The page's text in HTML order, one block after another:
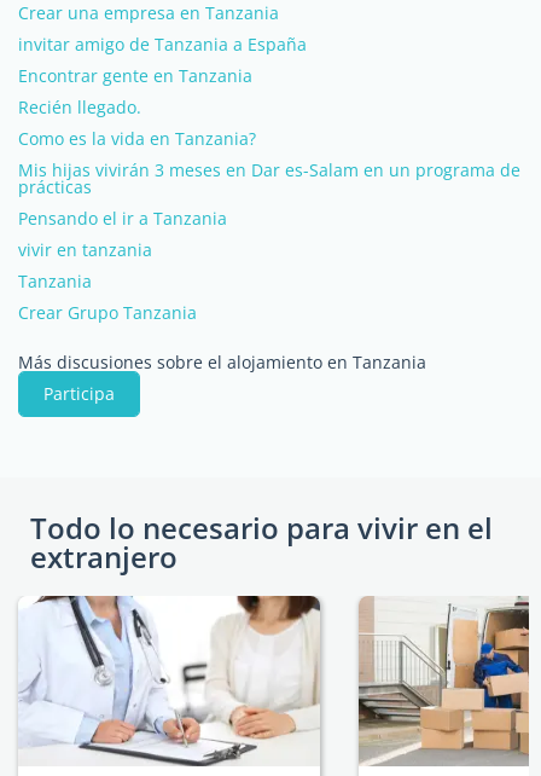
Crear una empresa en Tanzania
invitar amigo de Tanzania a España
Encontrar gente en Tanzania
Recién llegado.
Como es la vida en Tanzania?
Mis hijas vivirán 3 meses en Dar es-Salam en un programa de
prácticas
Pensando el ir a Tanzania
vivir en tanzania
Tanzania
Crear Grupo Tanzania
Más discusiones sobre el alojamiento en Tanzania
Participa
Todo lo necesario para vivir en el
extranjero